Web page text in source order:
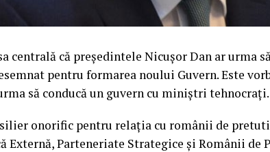
centrală că președintele Nicușor Dan ar urma
pentru formarea noului Guvern. Este
să conducă un guvern cu miniștri tehnocrați.
onorific pentru relația cu românii de
Externă, Parteneriate Strategice și Românii de